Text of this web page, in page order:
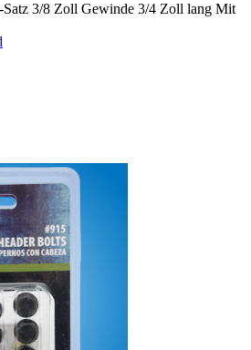
Satz 3/8 Zoll Gewinde 3/4 Zoll lang Mit